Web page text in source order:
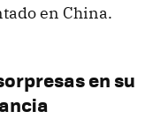
en China.
en su